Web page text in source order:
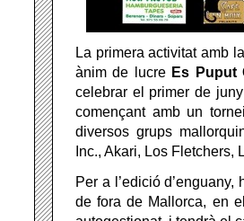
La primera activitat amb
ànim de lucre Es Puput
celebrar el primer de
començant amb un
diversos grups
Inc., Akari, Los
Per a l’edició
de fora de Mallorca, en